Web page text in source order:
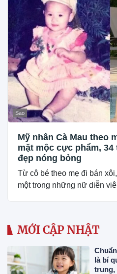
Sao
Mỹ nhân Cà Mau theo
mặt mộc cực phẩm,
đẹp nóng bỏng
Từ cô bé theo mẹ đi bán
một trong những nữ diễn
MỚI CẬP NHẬT
là bí
trung,